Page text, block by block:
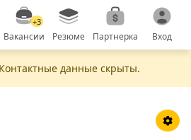
+3
Вакансии Резюме Партнерка Вход
данные скрыты.